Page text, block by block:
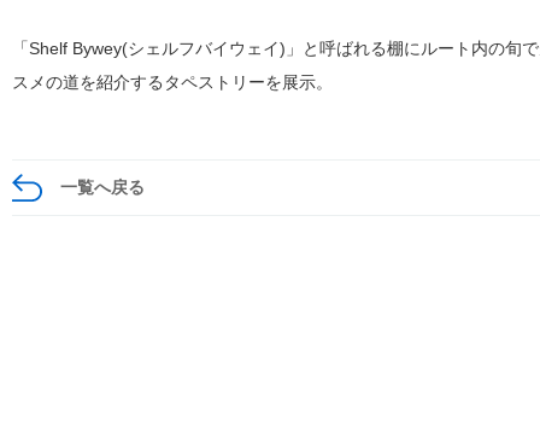
「Shelf Bywey(シェルフバイウェイ)」と呼ばれる棚にルート内の
スメの道を紹介するタペストリーを展示。
一覧へ戻る